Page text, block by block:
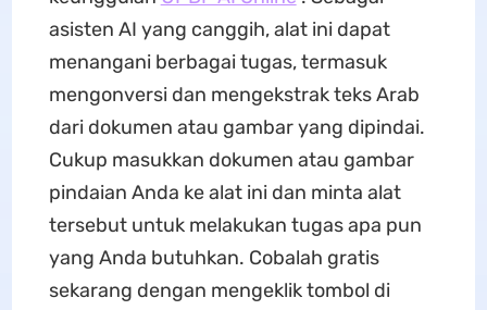
asisten AI yang canggih, alat ini dapat
menangani berbagai tugas, termasuk
mengonversi dan mengekstrak teks Arab
dari dokumen atau gambar yang dipindai.
Cukup masukkan dokumen atau gambar
pindaian Anda ke alat ini dan minta alat
tersebut untuk melakukan tugas apa pun
yang Anda butuhkan. Cobalah gratis
sekarang dengan mengeklik tombol di